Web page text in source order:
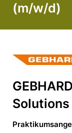
(m/w/d)
Solutions